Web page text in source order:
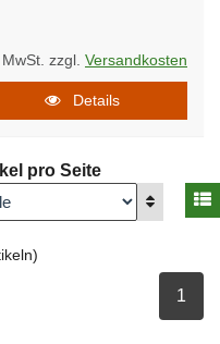
zzgl. Versandkosten
Details
pro Seite
Anzeigen
1